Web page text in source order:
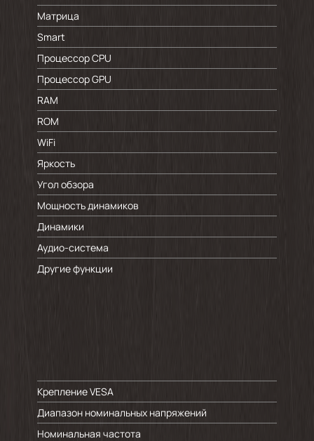
Матрица
Smart
Процессор CPU
Процессор GPU
RAM
ROM
WiFi
Яркость
Угол обзора
Мощность динамиков
Динамики
Аудио-система
Другие функции
Крепление VESA
Диапазон номинальных напряжений
Номинальная частота